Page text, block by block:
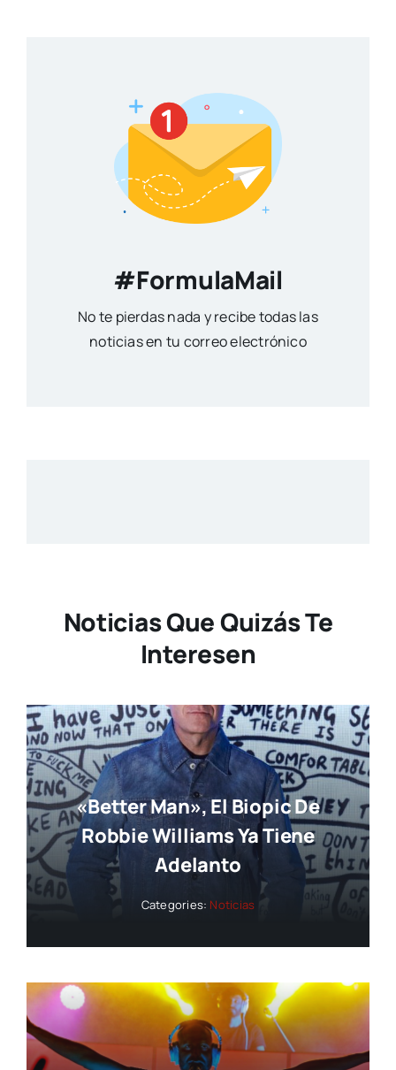
#FormulaMail
No te pierdas nada y recibe todas las
noticias en tu correo electrónico
Noticias Que Quizás Te
Interesen
«Better Man», El Biopic De
Robbie Williams Ya Tiene
Adelanto
Categories: Noticias